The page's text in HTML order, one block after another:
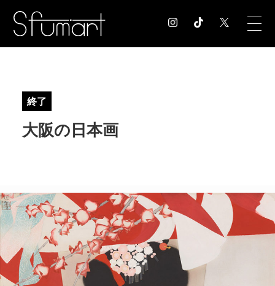
EXHIBITION
CONTACT お問合せ
終了
大阪の日本画